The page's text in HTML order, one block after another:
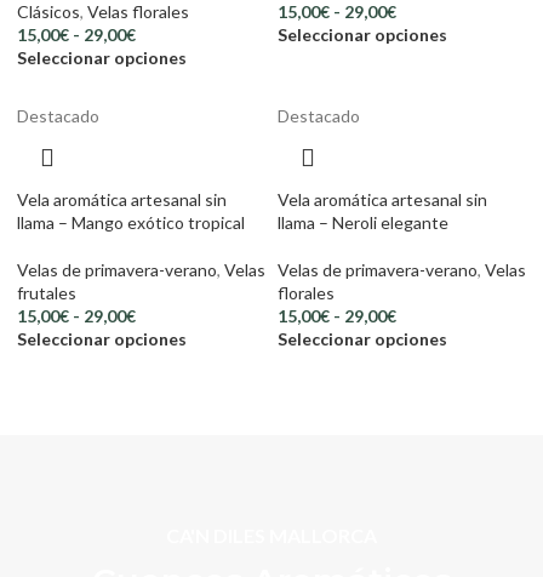
Clásicos, Velas florales
15,00€ - 29,00€
Seleccionar opciones
15,00€ - 29,00€
Seleccionar opciones
Destacado
Vela aromática artesanal sin
llama – Mango exótico tropical
Velas de primavera-verano, Velas
frutales
15,00€ - 29,00€
Seleccionar opciones
Destacado
Vela aromática artesanal sin
llama – Neroli elegante
Velas de primavera-verano, Velas
florales
15,00€ - 29,00€
Seleccionar opciones